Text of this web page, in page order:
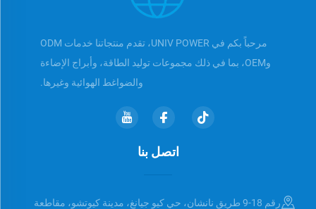
مرحباً بكم في UNIV POWER، تقدم منتجاتنا خدمات ODM
وOEM، بما في ذلك مجموعات توليد الطاقة، وأبراج الإضاءة
والضواغط الهوائية وغيرها.
اتصل بنا
رقم 18-9 طريق نانشان، حي كيو جيانغ، مدينة كيوتشو، مقاطعة